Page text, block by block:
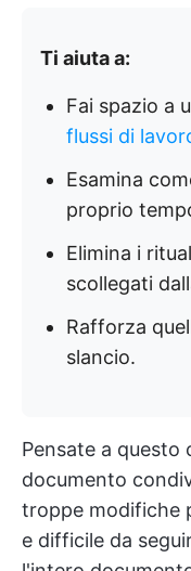
Ti aiuta a:
Fai spazio a
flussi di
Esamina
proprio
Elimina i
scollegati
Rafforza
slancio.
Pensate a questo
documento
troppe modifiche
e difficile da